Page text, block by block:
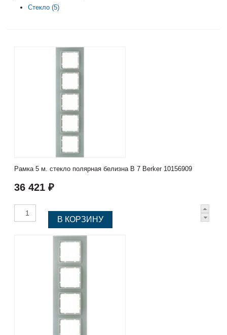
Стекло (5)
Рамка 5 м. стекло полярная белизна B 7 Berker 10156909
36 421 ₽